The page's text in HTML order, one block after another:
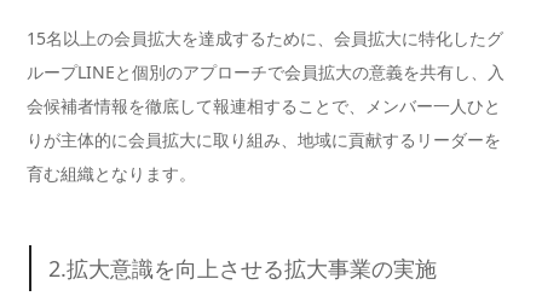
15名以上の会員拡大を達成するために、会員拡大に特化したグ
ループLINEと個別のアプローチで会員拡大の意義を共有し、入
会候補者情報を徹底して報連相することで、メンバー一人ひと
りが主体的に会員拡大に取り組み、地域に貢献するリーダーを
育む組織となります。
2.拡大意識を向上させる拡大事業の実施